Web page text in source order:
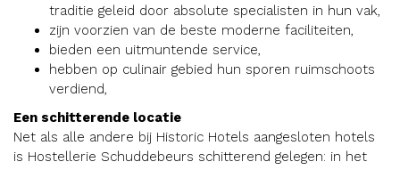
traditie geleid door absolute specialisten in hun vak,
zijn voorzien van de beste moderne faciliteiten,
bieden een uitmuntende service,
hebben op culinair gebied hun sporen ruimschoots
verdiend,
Een schitterende locatie
Net als alle andere bij Historic Hotels aangesloten hotels
is Hostellerie Schuddebeurs schitterend gelegen: in het